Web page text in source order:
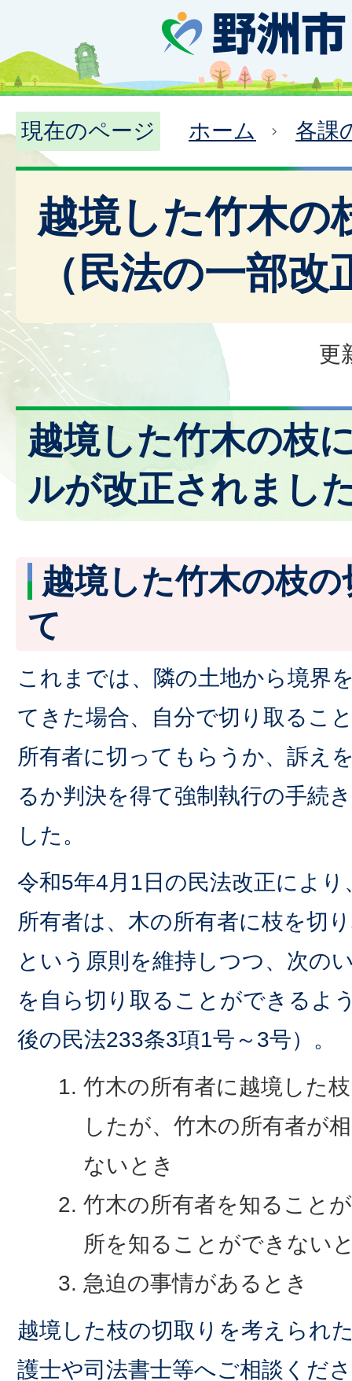
現在のページ ホーム 各課
越境した竹木の
（民法の一部改
更
越境した竹木の枝
ルが改正されまし
越境した竹木の枝
て
これまでは、隣の土地から境界
てきた場合、自分で切り取るこ
所有者に切ってもらうか、訴え
るか判決を得て強制執行の手続
した。
令和5年4月1日の民法改正によ
所有者は、木の所有者に枝を切
という原則を維持しつつ、次の
を自ら切り取ることができるよ
後の民法233条3項1号～3号）。
竹木の所有者に越境した
したが、竹木の所有者が
ないとき
竹木の所有者を知ること
所を知ることができない
急迫の事情があるとき
越境した枝の切取りを考えられ
護士や司法書士等へご相談くだ